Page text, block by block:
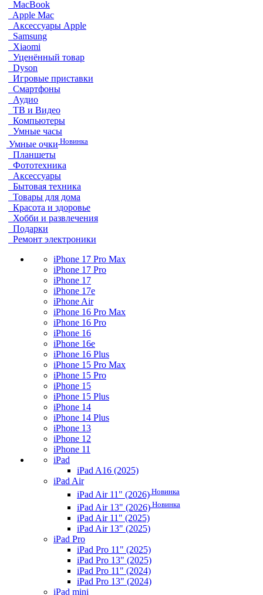
MacBook
Apple Mac
Аксессуары Apple
Samsung
Xiaomi
Уценённый товар
Dyson
Игровые приставки
Смартфоны
Аудио
ТВ и Видео
Компьютеры
Умные часы
Умные очки Новинка
Планшеты
Фототехника
Аксессуары
Бытовая техника
Товары для дома
Красота и здоровье
Хобби и развлечения
Подарки
Ремонт электроники
iPhone 17 Pro Max
iPhone 17 Pro
iPhone 17
iPhone 17e
iPhone Air
iPhone 16 Pro Max
iPhone 16 Pro
iPhone 16
iPhone 16e
iPhone 16 Plus
iPhone 15 Pro Max
iPhone 15 Pro
iPhone 15
iPhone 15 Plus
iPhone 14
iPhone 14 Plus
iPhone 13
iPhone 12
iPhone 11
iPad
iPad A16 (2025)
iPad Air
iPad Air 11" (2026) Новинка
iPad Air 13" (2026) Новинка
iPad Air 11" (2025)
iPad Air 13" (2025)
iPad Pro
iPad Pro 11" (2025)
iPad Pro 13" (2025)
iPad Pro 11" (2024)
iPad Pro 13" (2024)
iPad mini